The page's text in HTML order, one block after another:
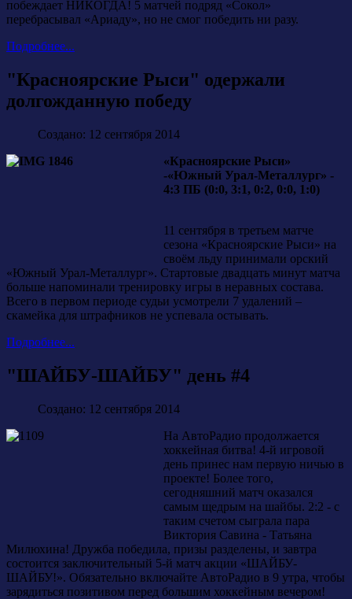
побеждает НИКОГДА! 5 матчей подряд «Сокол»
перебрасывал «Ариаду», но не смог победить ни разу.
Подробнее...
"Красноярские Рыси" одержали
долгожданную победу
Создано: 12 сентября 2014
«Красноярские Рыси»
-«Южный Урал-Металлург» -
4:3 ПБ (0:0, 3:1, 0:2, 0:0, 1:0)
11 сентября в третьем матче
сезона «Красноярские Рыси» на
своём льду принимали орский
«Южный Урал-Металлург». Стартовые двадцать минут матча
больше напоминали тренировку игры в неравных состава.
Всего в первом периоде судьи усмотрели 7 удалений –
скамейка для штрафников не успевала остывать.
Подробнее...
"ШАЙБУ-ШАЙБУ" день #4
Создано: 12 сентября 2014
На АвтоРадио продолжается
хоккейная битва! 4-й игровой
день принес нам первую ничью в
проекте! Более того,
сегодняшний матч оказался
самым щедрым на шайбы. 2:2 - с
таким счетом сыграла пара
Виктория Савина - Татьяна
Милюхина! Дружба победила, призы разделены, и завтра
состоится заключительный 5-й матч акции «ШАЙБУ-
ШАЙБУ!». Обязательно включайте АвтоРадио в 9 утра, чтобы
зарядиться позитивом перед большим хоккейным вечером!